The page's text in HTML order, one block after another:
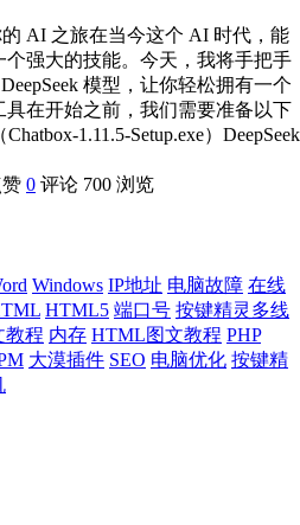
的 AI 之旅在当今这个 AI 时代，能
强大的技能。今天，我将手把手
模型，让你轻松拥有一个
在开始之前，我们需要准备以下
1.11.5-Setup.exe）DeepSeek
0 评论 700 浏览
Windows IP地址 电脑故障 在线
HTML5 端口号 按键精灵多线
教程 内存 HTML图文教程 PHP
大漠插件 SEO 电脑优化 按键精